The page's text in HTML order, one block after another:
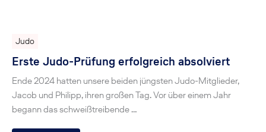
Judo
Erste Judo-Prüfung erfolgreich absolviert
Ende 2024 hatten unsere beiden jüngsten Judo-Mitglieder,
Jacob und Philipp, ihren großen Tag. Vor über einem Jahr
begann das schweißtreibende …